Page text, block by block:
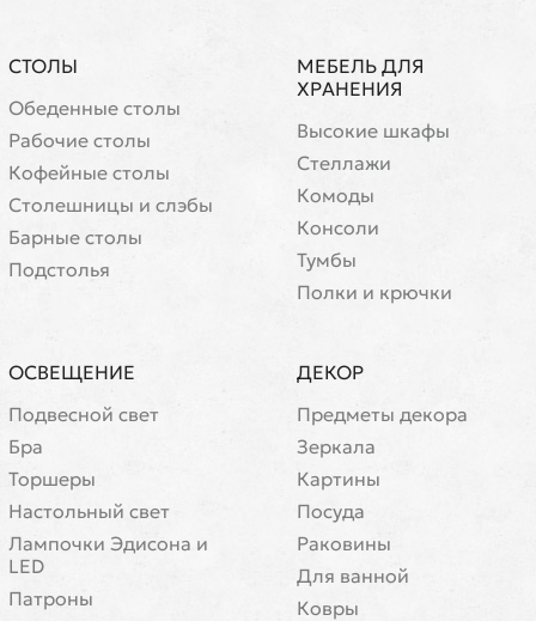
СТОЛЫ
Обеденные столы
Рабочие столы
Кофейные столы
Cтолешницы и слэбы
Барные столы
Подстолья
МЕБЕЛЬ ДЛЯ
ХРАНЕНИЯ
Высокие шкафы
Стеллажи
Комоды
Консоли
Тумбы
Полки и крючки
ОСВЕЩЕНИЕ
Подвесной свет
Бра
Торшеры
Настольный свет
Лампочки Эдисона и
LED
Патроны
ДЕКОР
Предметы декора
Зеркала
Картины
Посуда
Раковины
Для ванной
Ковры